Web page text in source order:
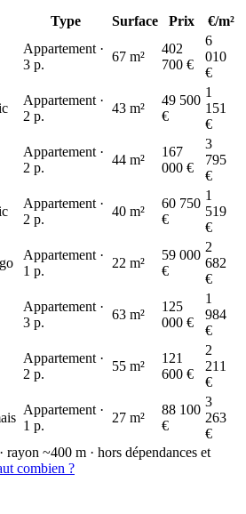
Type Surface Prix
€/m²
Appartement ·
3 p.
67 m²
402
700 €
6
010
€
Appartement ·
2 p.
43 m²
49 500
€
1
151
€
Appartement ·
2 p.
44 m²
167
000 €
3
795
€
Appartement ·
2 p.
40 m²
60 750
€
1
519
€
Appartement ·
1 p.
22 m²
59 000
€
2
682
€
Appartement ·
3 p.
63 m²
125
000 €
1
984
€
Appartement ·
2 p.
55 m²
121
600 €
2
211
€
Appartement ·
1 p.
27 m²
88 100
€
3
263
€
~400 m · hors dépendances et
combien ?